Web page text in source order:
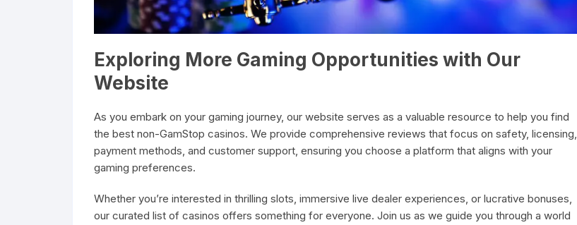
Exploring More Gaming Opportunities with Our
Website
As you embark on your gaming journey, our website serves as a valuable resource to help you find
the best non-GamStop casinos. We provide comprehensive reviews that focus on safety, licensing,
payment methods, and customer support, ensuring you choose a platform that aligns with your
gaming preferences.
Whether you’re interested in thrilling slots, immersive live dealer experiences, or lucrative bonuses,
our curated list of casinos offers something for everyone. Join us as we guide you through a world